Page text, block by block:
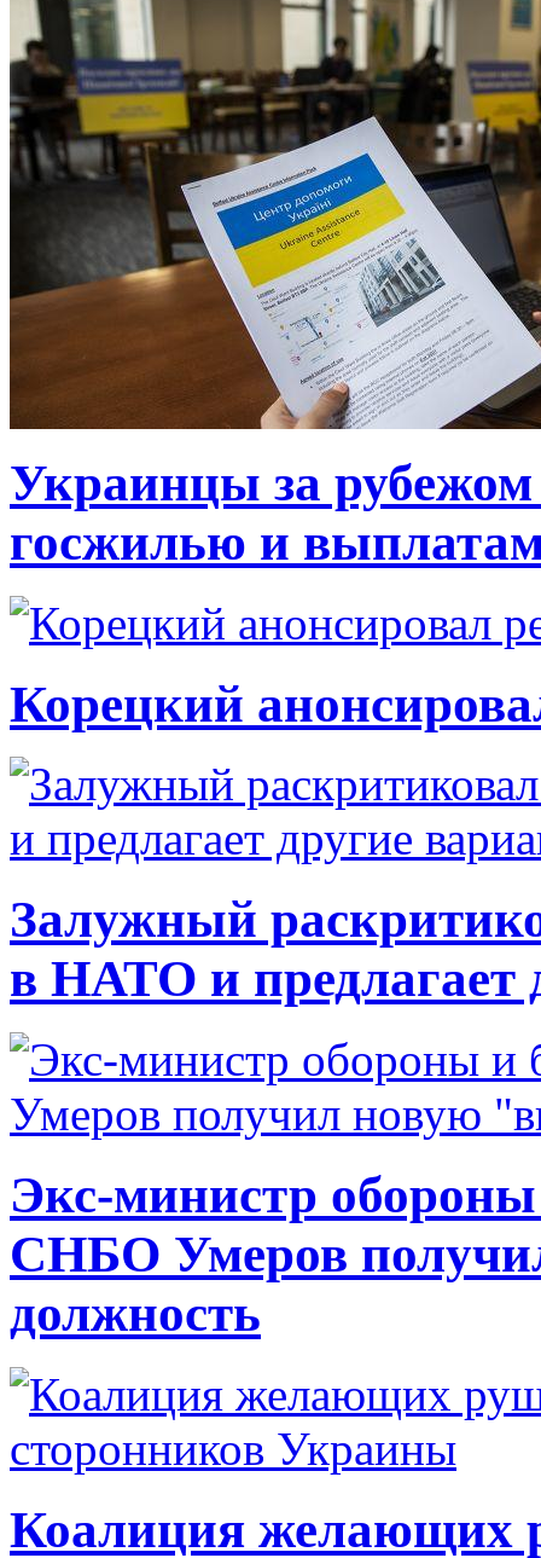
Украинцы за рубежом
госжилью и
Корецкий
Залужный
в НАТО и предлагает
Экс-министр
СНБО Умеров
должность
Коалиция желающих